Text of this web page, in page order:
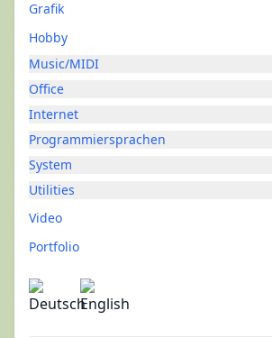
Grafik
Hobby
Music/MIDI
Office
Internet
Programmiersprachen
System
Utilities
Video
Portfolio